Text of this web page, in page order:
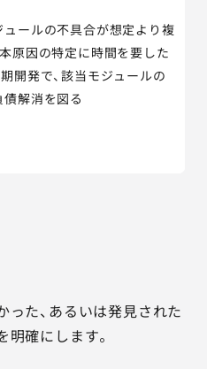
ュールの不具合が想定より複
原因の特定に時間を要した
開発で、該当モジュールの
解消を図る
た、あるいは発見された
確にします。